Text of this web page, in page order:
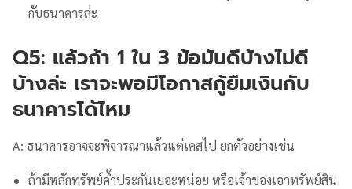
กับธนาคารล่ะ
Q5: แล้วถ้า 1 ใน 3 ข้อมันดีบ้างไม่ดี
บ้างล่ะ เราจะพอมีโอกาสกู้ยืมเงินกับ
ธนาคารได้ไหม
A: ธนาคารอาจจะพิจารณาแล้วแต่เคสไป ยกตัวอย่างเช่น
ถ้ามีหลักทรัพย์ค้ำประกันเยอะหน่อย หรือเจ้าของเอาทรัพย์สิน